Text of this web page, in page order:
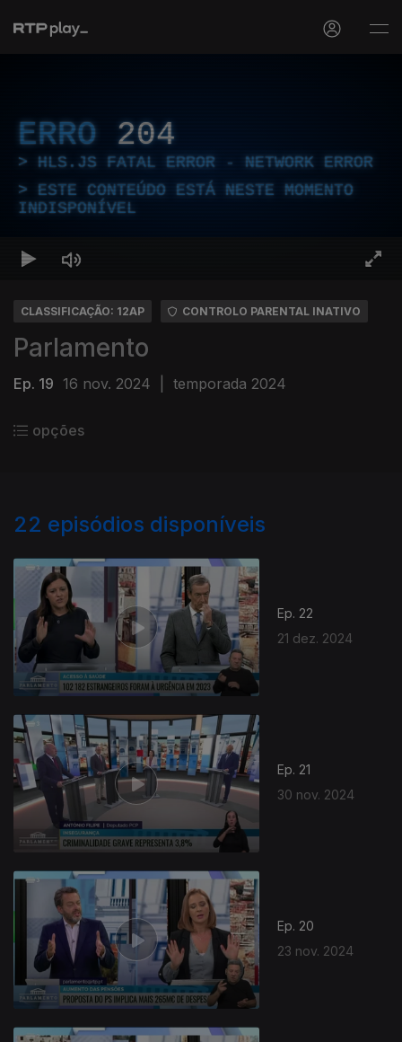
ERRO 204
HLS.JS FATAL ERROR - NETWORK ERROR
ESTE CONTEÚDO ESTÁ NESTE MOMENTO
INDISPONÍVEL
CLASSIFICAÇÃO: 12AP CONTROLO PARENTAL INATIVO
Parlamento
Ep. 19 16 nov. 2024 temporada 2024
opções
22 episódios disponíveis
Ep. 22
21 dez. 2024
Ep. 21
30 nov. 2024
Ep. 20
23 nov. 2024